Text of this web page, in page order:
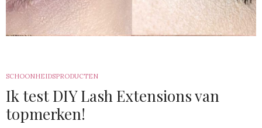
SCHOONHEIDSPRODUCTEN
Ik test DIY Lash Extensions van
topmerken!